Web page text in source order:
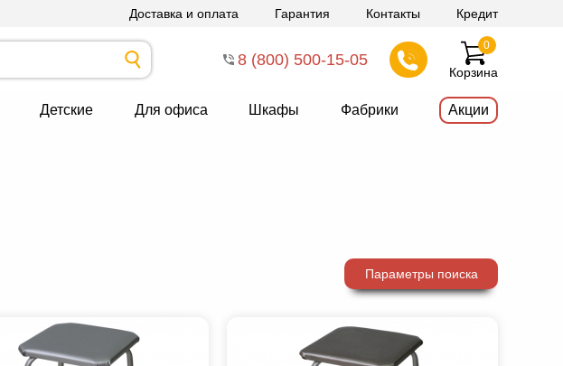
Доставка и оплата Гарантия Контакты Кредит
8 (800) 500-15-05
Корзина
0
Детские Для офиса Шкафы Фабрики Акции
Параметры поиска